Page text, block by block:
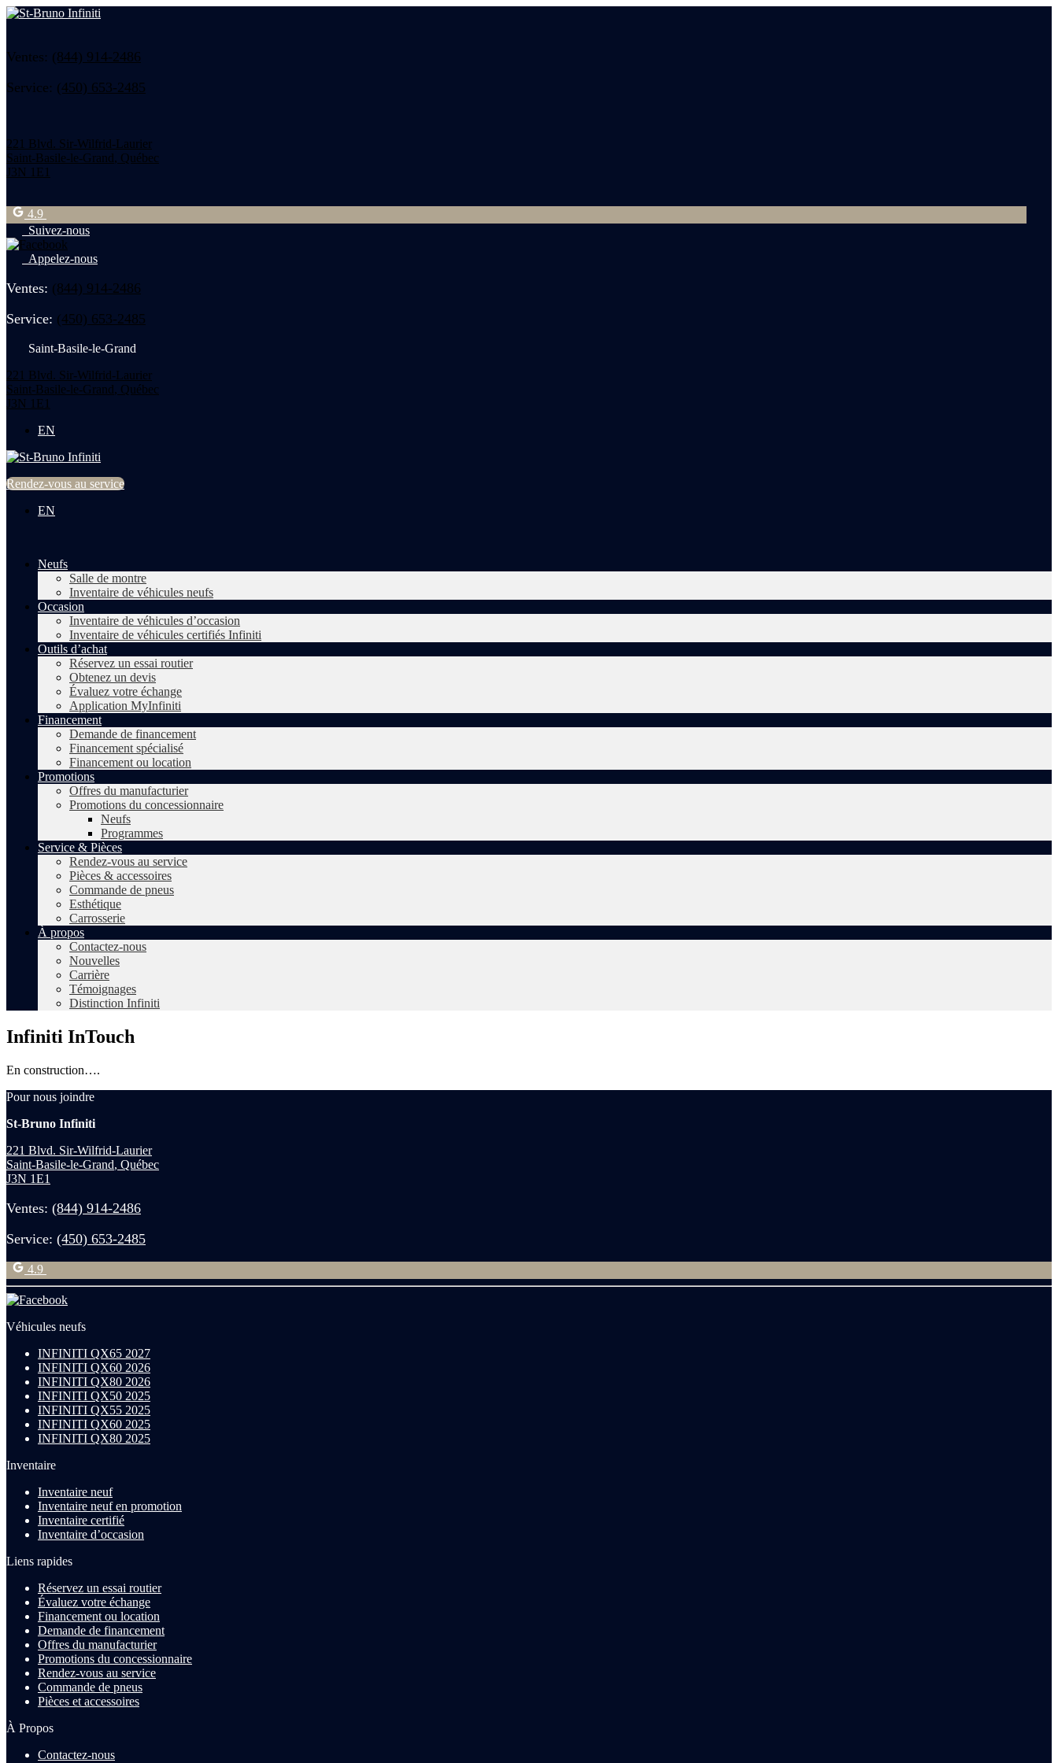
Ventes: (844) 914-2486
Service: (450) 653-2485
221 Blvd. Sir-Wilfrid-Laurier
Saint-Basile-le-Grand, Québec
J3N 1E1
4.9
Suivez-nous
Appelez-nous
Ventes: (844) 914-2486
Service: (450) 653-2485
Saint-Basile-le-Grand
221 Blvd. Sir-Wilfrid-Laurier
Saint-Basile-le-Grand, Québec
J3N 1E1
EN
Rendez-vous au service
EN
Neufs
Salle de montre
Inventaire de véhicules neufs
Occasion
Inventaire de véhicules d’occasion
Inventaire de véhicules certifiés Infiniti
Outils d’achat
Réservez un essai routier
Obtenez un devis
Évaluez votre échange
Application MyInfiniti
Financement
Demande de financement
Financement spécialisé
Financement ou location
Promotions
Offres du manufacturier
Promotions du concessionnaire
Neufs
Programmes
Service & Pièces
Rendez-vous au service
Pièces & accessoires
Commande de pneus
Esthétique
Carrosserie
À propos
Contactez-nous
Nouvelles
Carrière
Témoignages
Distinction Infiniti
Infiniti InTouch
En construction….
Pour nous joindre
St-Bruno Infiniti
221 Blvd. Sir-Wilfrid-Laurier
Saint-Basile-le-Grand, Québec
J3N 1E1
Ventes: (844) 914-2486
Service: (450) 653-2485
4.9
Véhicules neufs
INFINITI QX65 2027
INFINITI QX60 2026
INFINITI QX80 2026
INFINITI QX50 2025
INFINITI QX55 2025
INFINITI QX60 2025
INFINITI QX80 2025
Inventaire
Inventaire neuf
Inventaire neuf en promotion
Inventaire certifié
Inventaire d’occasion
Liens rapides
Réservez un essai routier
Évaluez votre échange
Financement ou location
Demande de financement
Offres du manufacturier
Promotions du concessionnaire
Rendez-vous au service
Commande de pneus
Pièces et accessoires
À Propos
Contactez-nous